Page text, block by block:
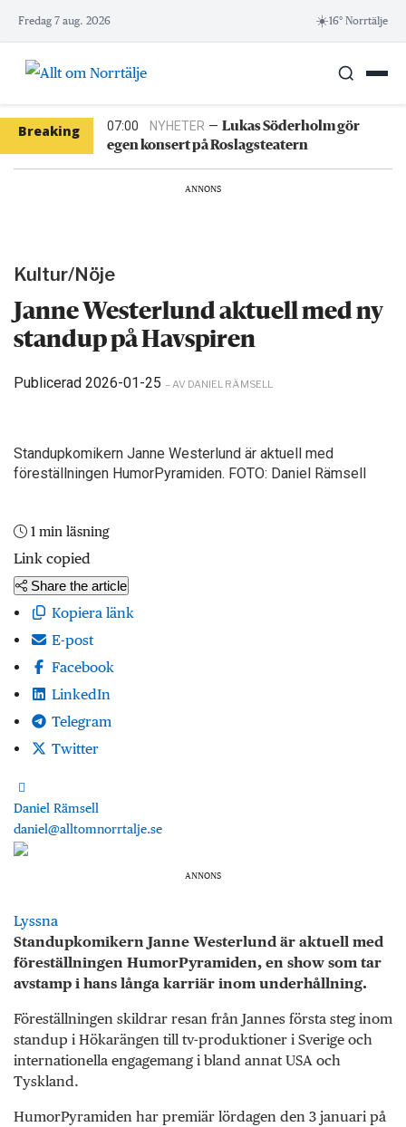
Skip
to
content
Fredag 7 aug. 2026 ☀️16° Norrtälje
Breaking
News
Efter skadegörelsen –
vattenrutschkanan stängd hela sommaren
livslångt lidande för den som drabbas
07:00 NYHETER — Lukas Söderholm gör
egen konsert på Roslagsteatern
Vattenrutschkanan hålls
stängd på Norrtälje badhus
ANNONS
Kultur/Nöje
Janne Westerlund aktuell med ny
standup på Havspiren
Publicerad 2026-01-25 – AV DANIEL RÄMSELL
Standupkomikern Janne Westerlund är aktuell med
föreställningen HumorPyramiden. FOTO: Daniel Rämsell
1 min läsning
Link copied
Share the article
Kopiera länk
E-post
Facebook
LinkedIn
Telegram
Twitter
Daniel Rämsell
daniel@alltomnorrtalje.se
ANNONS
Lyssna
Standupkomikern Janne Westerlund är aktuell med
föreställningen HumorPyramiden, en show som tar
avstamp i hans långa karriär inom underhållning.
Föreställningen skildrar resan från Jannes första steg inom
standup i Hökarängen till tv-produktioner i Sverige och
internationella engagemang i bland annat USA och
Tyskland.
HumorPyramiden har premiär lördagen den 3 januari på